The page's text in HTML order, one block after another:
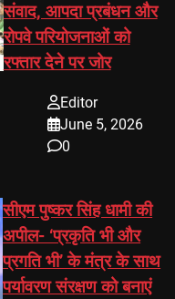
संवाद, आपदा प्रबंधन और
रोपवे परियोजनाओं को
रफ्तार देने पर जोर
Editor
June 5, 2026
0
सीएम पुष्कर सिंह धामी की
अपील- ‘प्रकृति भी और
प्रगति भी’ के मंत्र के साथ
पर्यावरण संरक्षण को बनाएं